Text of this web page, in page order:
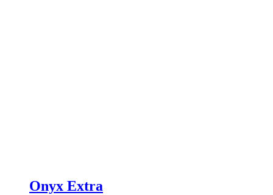
Onyx Extra